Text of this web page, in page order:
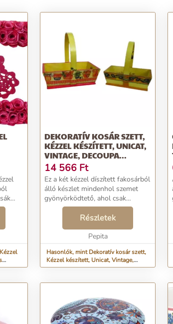
DEKORATÍV KOSÁR SZETT,
KÉZZEL KÉSZÍTETT, UNICAT,
VINTAGE, DECOUPA...
14 566 Ft
Ez a két kézzel díszített fakosárból
álló készlet mindenhol szemet
gyönyörködtető, ahol csak
elhelyezik.A nagyobbik kosarat
mindenféle gyümölcsök és
lekváros üvegek képei díszítik,
felidézve a nagymam...
Részletek
Pepita
Hasonlók, mint Dekoratív kosár szett,
Kézzel készített, Unicat, Vintage,
Decoupa...